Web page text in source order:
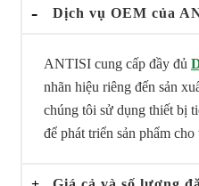
- Dịch vụ OEM của
ANTISI cung cấp đầy đủ
nhãn hiệu riêng đến sản
chúng tôi sử dụng thiết bị
để phát triển sản phẩm